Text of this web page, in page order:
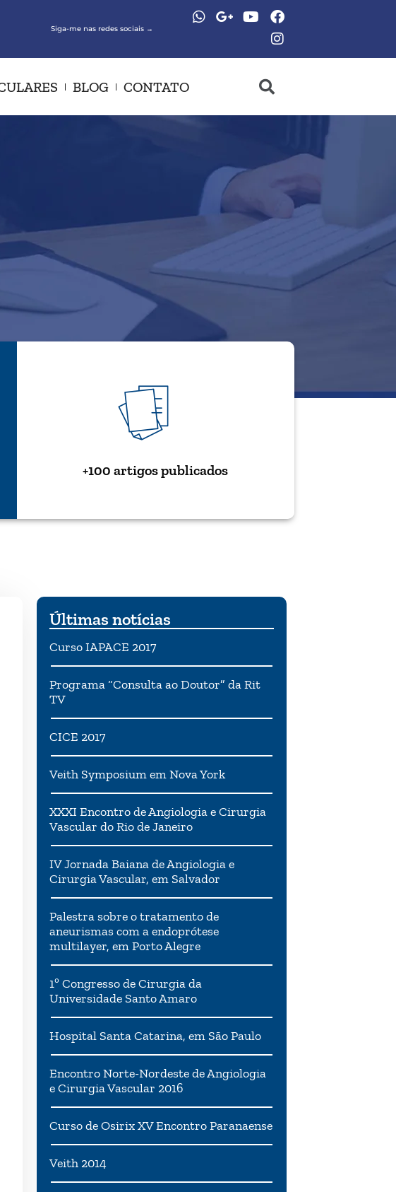
Siga-me nas redes sociais →
BLOG CONTATO
+100 artigos publicados
Últimas notícias
Curso IAPACE 2017
Programa “Consulta ao Doutor” da Rit
TV
CICE 2017
Veith Symposium em Nova York
XXXI Encontro de Angiologia e Cirurgia
Vascular do Rio de Janeiro
IV Jornada Baiana de Angiologia e
Cirurgia Vascular, em Salvador
Palestra sobre o tratamento de
aneurismas com a endoprótese
multilayer, em Porto Alegre
1º Congresso de Cirurgia da
Universidade Santo Amaro
Hospital Santa Catarina, em São Paulo
Encontro Norte-Nordeste de Angiologia
e Cirurgia Vascular 2016
Curso de Osirix XV Encontro Paranaense
Veith 2014